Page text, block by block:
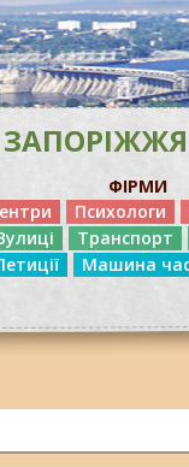
ФІРМИ
Психологи
Транспорт
Машина